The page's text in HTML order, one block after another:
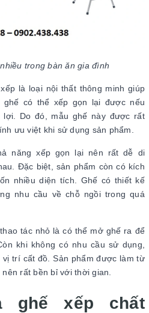
trong bàn ăn gia đình
là loại nội thất thông minh giúp
có thể xếp gọn lại được nếu
lợi. Do đó, mẫu ghế này được rất
ưu việt khi sử dụng sản phẩm.
năng xếp gọn lại nên rất dễ di
Đặc biệt, sản phẩm còn có kích
nhiều diện tích. Ghế có thiết kế
nhu cầu về chỗ ngồi trong quá
tác nhỏ là có thể mở ghế ra để
khi không có nhu cầu sử dụng,
vị trí cất đồ. Sản phẩm được làm từ
rất bền bỉ với thời gian.
ghế xếp chất